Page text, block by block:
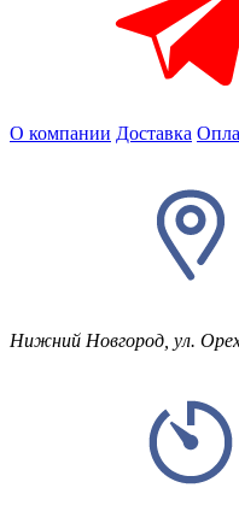
О компании Доставка
Нижний Новгород, ул.